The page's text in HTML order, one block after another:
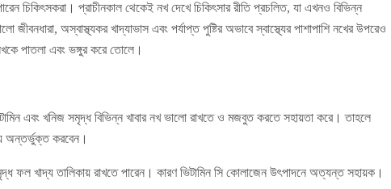
চিকিৎসকরা। প্রাচীনকাল থেকেই নখ দেখে চিকিৎসার রীতি প্রচলিত, যা এখনও বিভিন্ন
অস্বাস্থ্যকর খাদ্যাভাস এবং পর্যাপ্ত পুষ্টির অভাবে স্বাস্থ্যের পাশাপাশি নখের উপরেও
পাতলা এবং ভঙ্গুর করে তোলে।
এবং খনিজ সমৃদ্ধ বিভিন্ন খাবার নখ ভালো রাখতে ও মজবুত করতে সহায়তা করে। তাহলে
অন্তর্ভুক্ত করবেন।
ফল খাদ্য তালিকায় রাখতে পারেন। কারণ ভিটামিন সি কোলাজেন উৎপাদনে অত্যন্ত সহায়ক।